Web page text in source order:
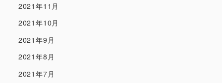
2021年11月
2021年10月
2021年9月
2021年8月
2021年7月